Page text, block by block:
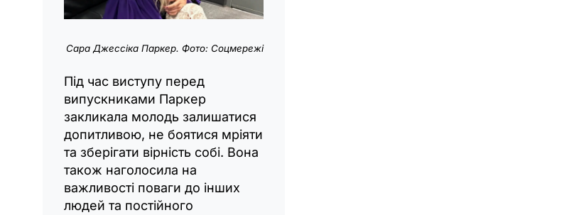
Сара Джессіка Паркер. Фото: Соцмережі
Під час виступу перед
випускниками Паркер
закликала молодь залишатися
допитливою, не боятися мріяти
та зберігати вірність собі. Вона
також наголосила на
важливості поваги до інших
людей та постійного